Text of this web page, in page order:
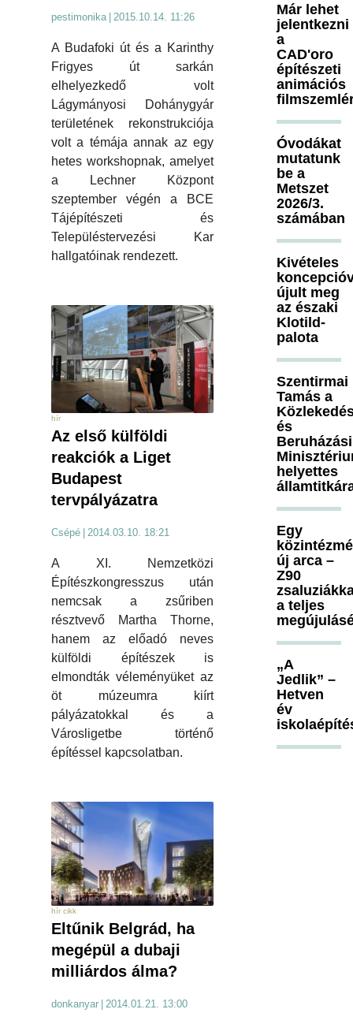
pestimonika | 2015.10.14. 11:26
A Budafoki út és a Karinthy
Frigyes út sarkán
elhelyezkedő volt
Lágymányosi Dohánygyár
területének rekonstrukciója
volt a témája annak az egy
hetes workshopnak, amelyet
a Lechner Központ
szeptember végén a BCE
Tájépítészeti és
Településtervezési Kar
hallgatóinak rendezett.
hír
Az első külföldi
reakciók a Liget
Budapest
tervpályázatra
Csépé 2014.03.10. 18:21
A XI. Nemzetközi
Építészkongresszus után
nemcsak a zsűriben
résztvevő Martha Thorne,
hanem az előadó neves
külföldi építészek is
elmondták véleményüket az
öt múzeumra kiírt
pályázatokkal és a
Városligetbe történő
építéssel kapcsolatban.
hír cikk
Eltűnik Belgrád, ha
megépül a dubaji
milliárdos álma?
donkanyar 2014.01.21. 13:00
Már lehet
jelentkezni
a
CAD'oro
építészeti
animációs
Óvodákat
mutatunk
be a
Metszet
2026/3.
számában
Kivételes
újult meg
az északi
Klotild-
palota
Szentirmai
Tamás a
és
Beruházási
helyettes
Egy
új arca –
Z90
a teljes
„A
Jedlik” –
Hetven
év